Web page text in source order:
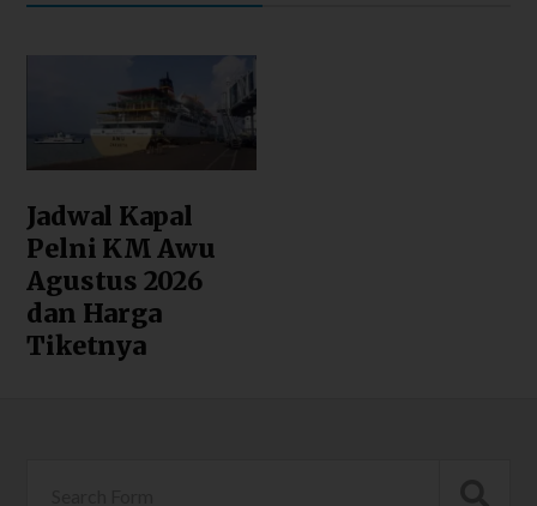
Jadwal Kapal
Pelni KM Awu
Agustus 2026
dan Harga
Tiketnya